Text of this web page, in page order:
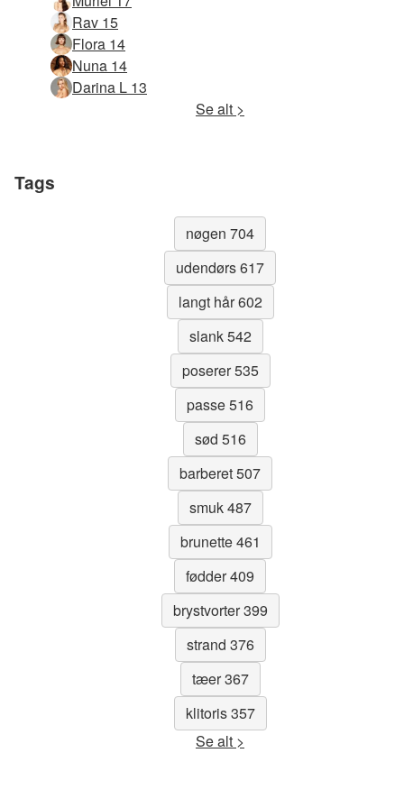
Rav 15
Flora 14
Nuna 14
Darina L 13
Se alt >
Tags
nøgen 704
udendørs 617
langt hår 602
slank 542
poserer 535
passe 516
sød 516
barberet 507
smuk 487
brunette 461
fødder 409
brystvorter 399
strand 376
tæer 367
klitoris 357
Se alt >